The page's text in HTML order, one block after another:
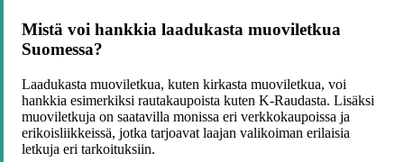
Mistä voi hankkia laadukasta muoviletkua
Suomessa?
Laadukasta muoviletkua, kuten kirkasta muoviletkua, voi
hankkia esimerkiksi rautakaupoista kuten K-Raudasta. Lisäksi
muoviletkuja on saatavilla monissa eri verkkokaupoissa ja
erikoisliikkeissä, jotka tarjoavat laajan valikoiman erilaisia
letkuja eri tarkoituksiin.